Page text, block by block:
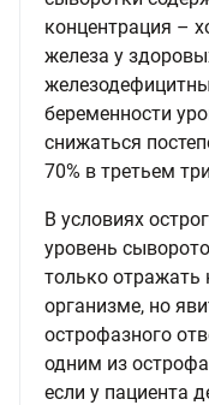
концентрация –
железа у
беременности
снижаться
70% в третьем
В условиях
уровень
только отражать
организме, но
острофазного
одним из
если у пациента